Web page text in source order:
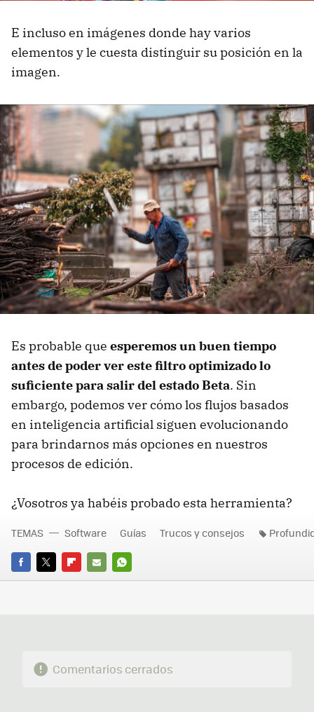
E incluso en imágenes donde hay varios
elementos y le cuesta distinguir su posición en la
imagen.
Es probable que esperemos un buen tiempo
antes de poder ver este filtro optimizado lo
suficiente para salir del estado Beta. Sin
embargo, podemos ver cómo los flujos basados
en inteligencia artificial siguen evolucionando
para brindarnos más opciones en nuestros
procesos de edición.
¿Vosotros ya habéis probado esta herramienta?
FACEBOOK
TWITTERFLIPBOARD
E-
WHATSAPP
TEMAS Software Guías Trucos y consejos
Comentarios cerrados